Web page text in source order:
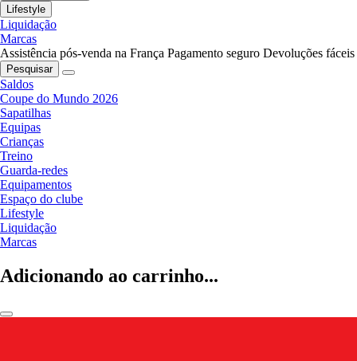
Lifestyle
Liquidação
Marcas
Assistência pós-venda na França Pagamento seguro Devoluções fáceis
Pesquisar
Saldos
Coupe do Mundo 2026
Sapatilhas
Equipas
Crianças
Treino
Guarda-redes
Equipamentos
Espaço do clube
Lifestyle
Liquidação
Marcas
Adicionando ao carrinho...